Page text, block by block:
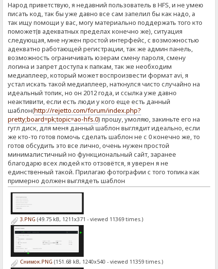
Народ приветствую, я недавний пользователь в HFS, и не умею
писать код, так бы уже давно все сам запелил бы как надо, а
так ищу помощи у вас, могу материально поддержать того кто
поможет(в адекватных пределах конечно же), ситуация
следующая, мне нужен простой интерфейс, с возможностью
адекватно работающей регистрации, так же админ панель,
возможность ограничивать юзерам смену пароля, смену
логина и запрет доступа к папкам, так же необходим
медиаплеер, который может воспроизвести формат avi, я
устал искать такой медиаплеер, наткнулся чисто случайно на
идеальный топик, но он 2012 года, и ссылка уже давно
неактивити, если есть люди у кого еще есть данный
шаблон(http://rejetto.com/forum/index.php?
pretty;board=pk;topic=ao-hfs.0) прошу, умоляю, закиньте его на
гугл диск, для меня данный шаблон выглядит идеально, если
же кто-то готов помочь сделать шаблон не с 0 конечно же, то
готов обсудить это все лично, очень нужен простой
минималистичный но функциональный сайт, заранее
благодарю всех людей кто отзовётся, я уверен я не
единственный такой. Прилагаю фотографии с того топика как
примерно должен выглядеть шаблон
3.PNG (49.75 kB, 1211x371 - viewed 11369 times.)
Снимок.PNG (151.68 kB, 1240x540 - viewed 11359 times.)